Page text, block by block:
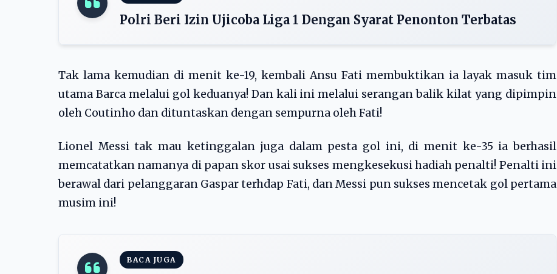
Polri Beri Izin Ujicoba Liga 1 Dengan Syarat Penonton Terbatas
Tak lama kemudian di menit ke-19, kembali Ansu Fati membuktikan ia layak masuk tim
utama Barca melalui gol keduanya! Dan kali ini melalui serangan balik kilat yang dipimpin
oleh Coutinho dan dituntaskan dengan sempurna oleh Fati!
Lionel Messi tak mau ketinggalan juga dalam pesta gol ini, di menit ke-35 ia berhasil
memcatatkan namanya di papan skor usai sukses mengkesekusi hadiah penalti! Penalti ini
berawal dari pelanggaran Gaspar terhdap Fati, dan Messi pun sukses mencetak gol pertama
musim ini!
BACA JUGA